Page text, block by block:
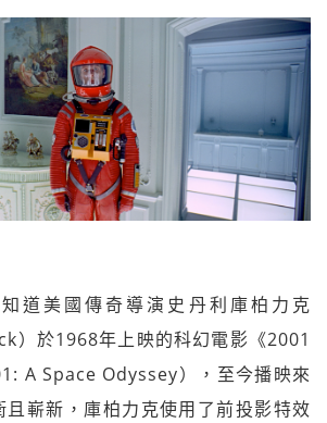
道美國傳奇導演史丹利庫柏力克
）於1968年上映的科幻電影《2001
A Space Odyssey），至今播映來
且嶄新，庫柏力克使用了前投影特效